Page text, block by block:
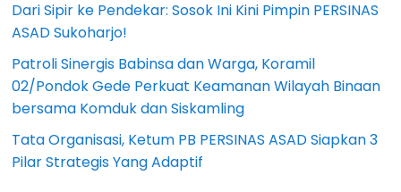
Dari Sipir ke Pendekar: Sosok Ini Kini Pimpin PERSINAS
ASAD Sukoharjo!
Patroli Sinergis Babinsa dan Warga, Koramil
02/Pondok Gede Perkuat Keamanan Wilayah Binaan
bersama Komduk dan Siskamling
Tata Organisasi, Ketum PB PERSINAS ASAD Siapkan 3
Pilar Strategis Yang Adaptif